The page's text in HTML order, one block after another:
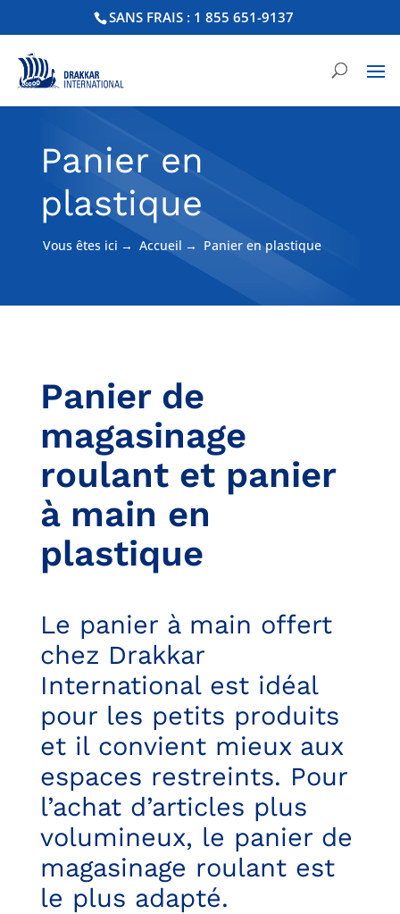
SANS FRAIS : 1 855 651-9137
Panier en
plastique
Vous êtes ici → Accueil → Panier en plastique
Panier de
magasinage
roulant et panier
à main en
plastique
Le panier à main offert
chez Drakkar
International est idéal
pour les petits produits
et il convient mieux aux
espaces restreints. Pour
l’achat d’articles plus
volumineux, le panier de
magasinage roulant est
le plus adapté.